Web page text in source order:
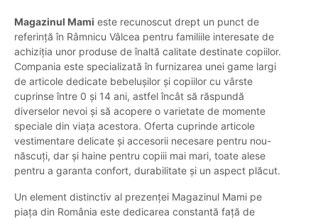
Magazinul Mami este recunoscut drept un punct de
referință în Râmnicu Vâlcea pentru familiile interesate de
achiziția unor produse de înaltă calitate destinate copiilor.
Compania este specializată în furnizarea unei game largi
de articole dedicate bebelușilor și copiilor cu vârste
cuprinse între 0 și 14 ani, astfel încât să răspundă
diverselor nevoi și să acopere o varietate de momente
speciale din viața acestora. Oferta cuprinde articole
vestimentare delicate și accesorii necesare pentru nou-
născuți, dar și haine pentru copiii mai mari, toate alese
pentru a garanta confort, durabilitate și un aspect plăcut.
Un element distinctiv al prezenței Magazinul Mami pe
piața din România este dedicarea constantă față de